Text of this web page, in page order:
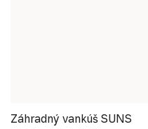
Záhradný vankúš SUNS